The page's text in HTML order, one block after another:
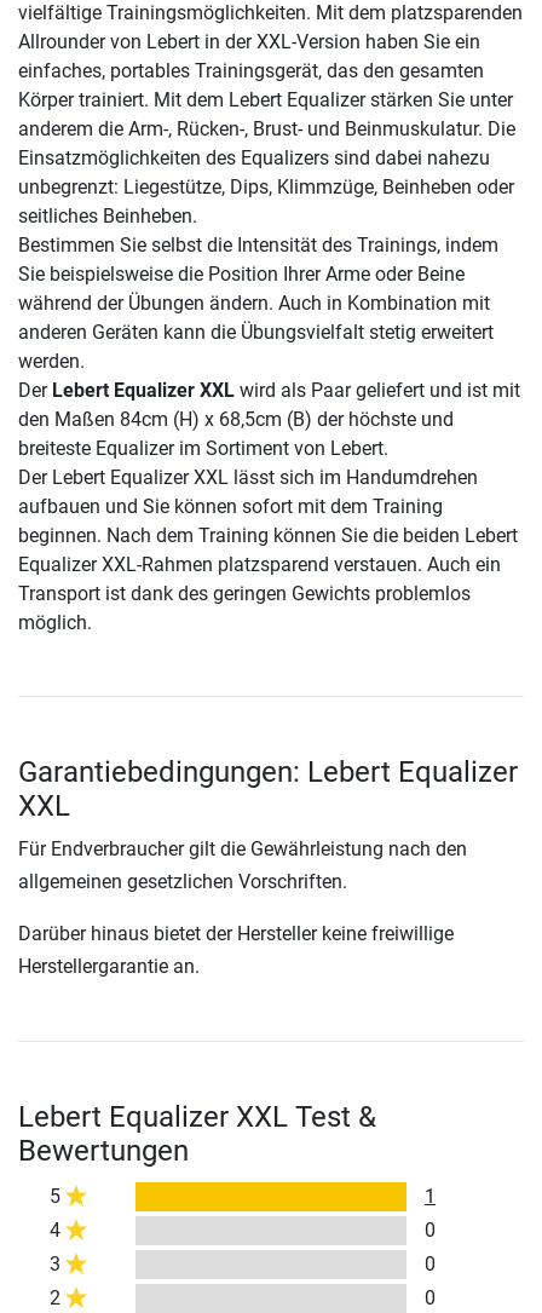
vielfältige Trainingsmöglichkeiten. Mit dem platzsparenden
Allrounder von Lebert in der XXL-Version haben Sie ein
einfaches, portables Trainingsgerät, das den gesamten
Körper trainiert. Mit dem Lebert Equalizer stärken Sie unter
anderem die Arm-, Rücken-, Brust- und Beinmuskulatur. Die
Einsatzmöglichkeiten des Equalizers sind dabei nahezu
unbegrenzt: Liegestütze, Dips, Klimmzüge, Beinheben oder
seitliches Beinheben.
Bestimmen Sie selbst die Intensität des Trainings, indem
Sie beispielsweise die Position Ihrer Arme oder Beine
während der Übungen ändern. Auch in Kombination mit
anderen Geräten kann die Übungsvielfalt stetig erweitert
werden.
Der Lebert Equalizer XXL wird als Paar geliefert und ist mit
den Maßen 84cm (H) x 68,5cm (B) der höchste und
breiteste Equalizer im Sortiment von Lebert.
Der Lebert Equalizer XXL lässt sich im Handumdrehen
aufbauen und Sie können sofort mit dem Training
beginnen. Nach dem Training können Sie die beiden Lebert
Equalizer XXL-Rahmen platzsparend verstauen. Auch ein
Transport ist dank des geringen Gewichts problemlos
möglich.
Garantiebedingungen: Lebert Equalizer
XXL
Für Endverbraucher gilt die Gewährleistung nach den
allgemeinen gesetzlichen Vorschriften.
Darüber hinaus bietet der Hersteller keine freiwillige
Herstellergarantie an.
Lebert Equalizer XXL Test &
Bewertungen
5
1
4
0
3
0
2
0